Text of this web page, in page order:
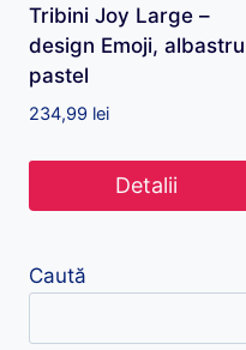
Tribini Joy Large –
design Emoji, albastru
pastel
234,99 lei
Detalii
Caută